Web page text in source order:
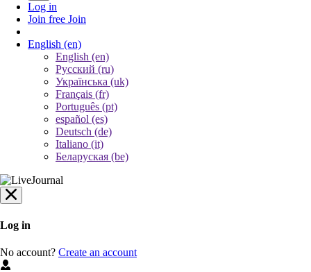
Log in
Join free Join
English (en)
English (en)
Русский (ru)
Українська (uk)
Français (fr)
Português (pt)
español (es)
Deutsch (de)
Italiano (it)
Беларуская (be)
Log in
No account? Create an account